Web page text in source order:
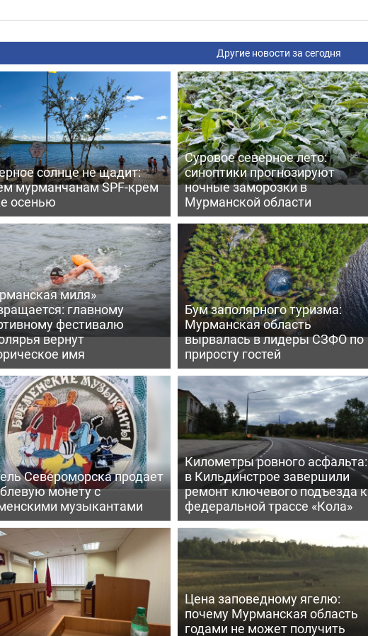
Другие новости за сегодня
солнце не щадит:
мурманчанам SPF-крем
осенью
Суровое северное лето:
синоптики прогнозируют
ночные заморозки в
Мурманской области
миля»
главному
фестивалю
вернут
имя
Бум заполярного туризма:
Мурманская область
вырвалась в лидеры СЗФО по
приросту гостей
Североморска продает
монету с
музыкантами
Километры ровного асфальта:
в Кильдинстрое завершили
ремонт ключевого подъезда к
федеральной трассе «Кола»
Цена заповедному ягелю:
почему Мурманская область
годами не может получить